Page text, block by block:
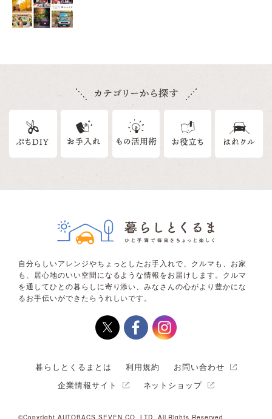
自分らしいアレンジやちょっとしたお手入れで、クルマも、お家
も、居心地のいい空間になるような情報をお届けします。クルマ
を通してひとの暮らしに寄り添い、みなさんの心がより豊かにな
るお手伝いができたらうれしいです。
暮らしとくるまとは 利用規約
お問い合わせ
企業情報サイト
ネットショップ